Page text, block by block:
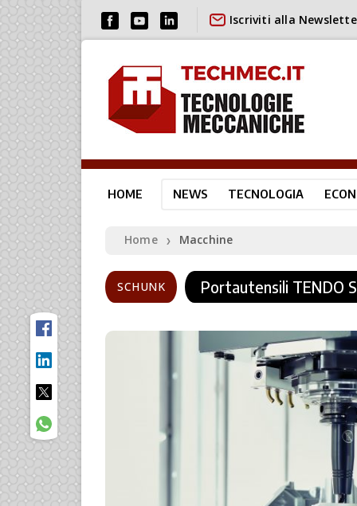
Iscriviti alla
HOME NEWS TECNOLOGIA
Home ❯ Macchine
SCHUNK Portautensili TENDO